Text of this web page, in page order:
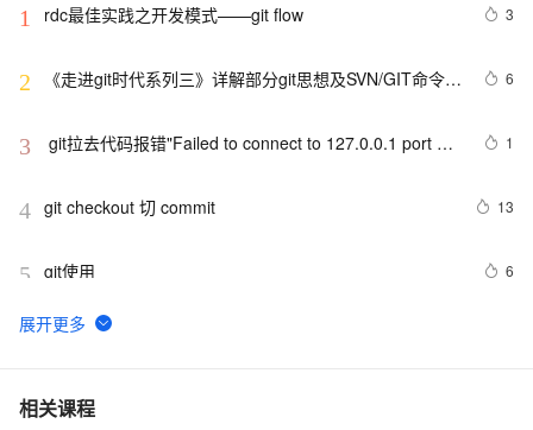
1 rdc最佳实践之开发模式——git flow 3
2
《走进git时代系列三》详解部分git思想及SVN/GIT命令对
6
3
git拉去代码报错"Failed to connect to 127.0.0.1 port
1
4 git checkout 切 commit 13
5 git使用 6
6 从头开始：将新项目上传至Git仓库的简易指南
7 成功解决git rebase问题：First, rewinding head to
相关课程